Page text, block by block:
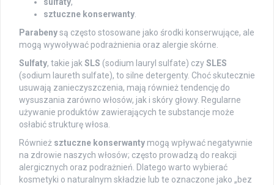
sztuczne konserwanty
Parabenysą często stosowane jako środki konserwujące, ale
mogą wywoływać podrażnienia oraz alergie skórne.
Sulfaty, takie jak SLS (sodium lauryl sulfate) czySLES
(sodium laureth sulfate), to silne detergenty. Choć skutecznie
usuwają zanieczyszczenia, mają również tendencję do
wysuszania zarówno włosów, jak i skóry głowy. Regularne
używanie produktów zawierających te substancje może
osłabić strukturę włosa.
Również sztuczne konserwanty mogą wpływać negatywnie
na zdrowie naszych włosów; często prowadzą do reakcji
alergicznych oraz podrażnień. Dlatego warto wybierać
kosmetyki o naturalnym składzie lub te oznaczone jako „bez